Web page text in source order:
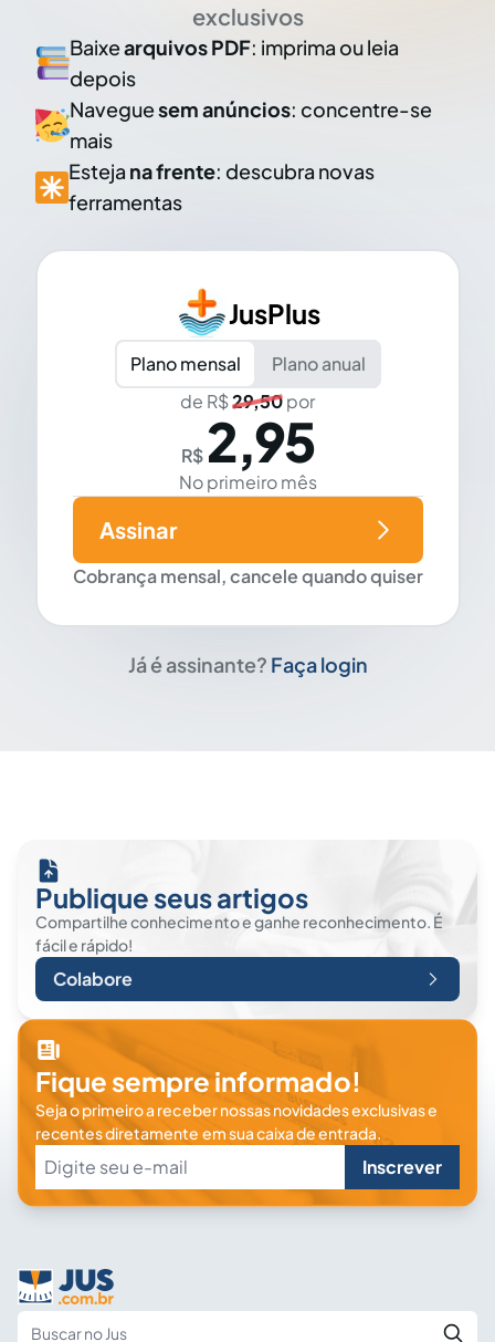
exclusivos
Baixearquivos PDF: imprima ou leia
depois
Naveguesem anúncios: concentre-se
mais
Esteja na frente: descubra novas
ferramentas
JusPlus
Plano mensal
Plano anual
de R$29,50por
R$ 2,95
No primeiro mês
Cobrança mensal, cancele quando quiser
Assinar
Já é assinante? Faça login
Publique seus artigos
Compartilhe conhecimento e ganhe reconhecimento. É
fácil e rápido!
Colabore
Fique sempre informado!
Seja o primeiro a receber nossas novidades exclusivas e
recentes diretamente em sua caixa de entrada.
Inscrever